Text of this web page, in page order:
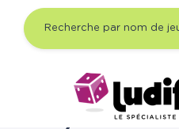
LISTE DES